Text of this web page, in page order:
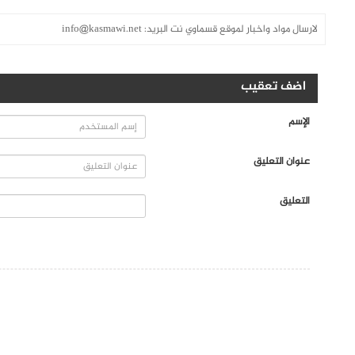
لارسال مواد واخبار لموقع قسماوي نت البريد:info@kasmawi.net
اضف تعقيب
الإسم
عنوان التعليق
التعليق